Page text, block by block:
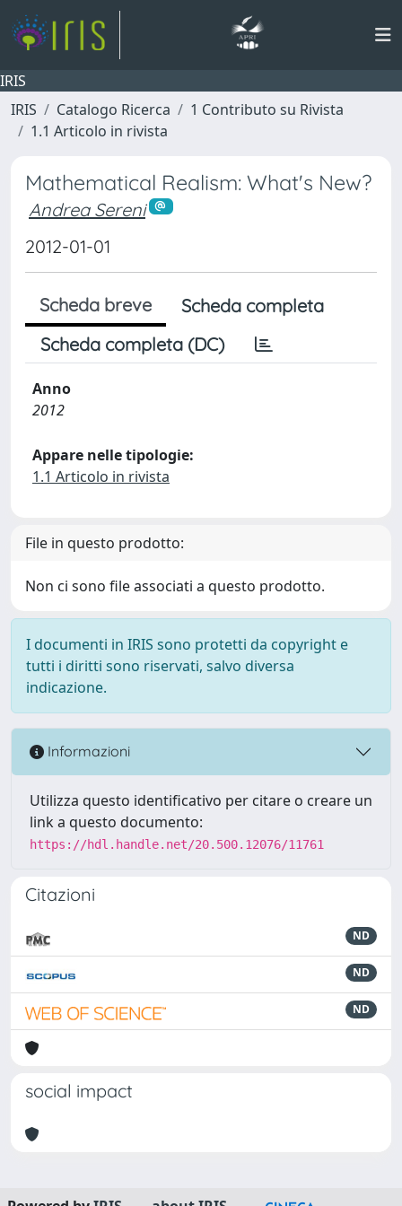
IRIS
IRIS
Catalogo Ricerca
1 Contributo su Rivista
1.1 Articolo in rivista
Mathematical Realism: What's New?
Andrea Sereni
2012-01-01
Scheda breve
Scheda completa
Scheda completa (DC)
Anno
2012
Appare nelle tipologie:
1.1 Articolo in rivista
File in questo prodotto:
Non ci sono file associati a questo prodotto.
I documenti in IRIS sono protetti da copyright e
tutti i diritti sono riservati, salvo diversa
indicazione.
Informazioni
Utilizza questo identificativo per citare o creare un
link a questo documento:
https://hdl.handle.net/20.500.12076/11761
Citazioni
ND
ND
ND
social impact